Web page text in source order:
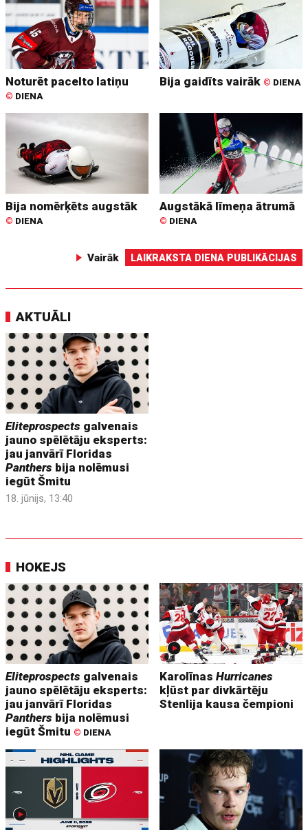
Noturēt pacelto latiņu
© DIENA
Bija gaidīts vairāk © DIENA
Bija nomērķēts augstāk
© DIENA
Augstākā līmeņa ātrumā
© DIENA
Vairāk LAIKRAKSTA DIENA PUBLIKĀCIJAS
AKTUĀLI
Eliteprospects galvenais
jauno spēlētāju eksperts:
jau janvārī Floridas
Panthers bija nolēmusi
iegūt Šmitu
18. jūnijs, 13:40
HOKEJS
Eliteprospects galvenais
jauno spēlētāju eksperts:
jau janvārī Floridas
Panthers bija nolēmusi
iegūt Šmitu © DIENA
KarolīnasHurricanes
kļūst par divkārtēju
Stenlija kausa čempioni